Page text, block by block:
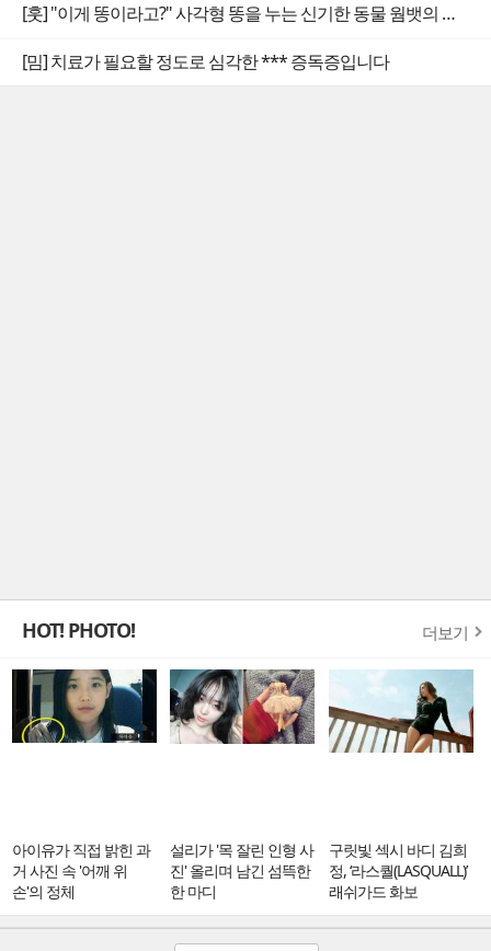
[훗] "이게 똥이라고?" 사각형 똥을 누는 신기한 동물 웜뱃의 비밀
[밈] 치료가 필요할 정도로 심각한 *** 증독증입니다
HOT! PHOTO! 더보기
아이유가 직접 밝힌 과
거 사진 속 '어깨 위
손'의 정체
설리가 '목 잘린 인형 사
진' 올리며 남긴 섬뜩한
한 마디
구릿빛 섹시 바디 김희
정, ‘라스퀄(LASQUALL)’
래쉬가드 화보